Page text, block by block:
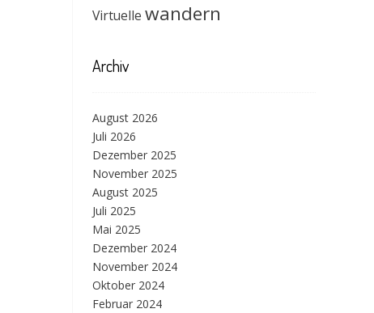
Virtuelle wandern
Archiv
August 2026
Juli 2026
Dezember 2025
November 2025
August 2025
Juli 2025
Mai 2025
Dezember 2024
November 2024
Oktober 2024
Februar 2024